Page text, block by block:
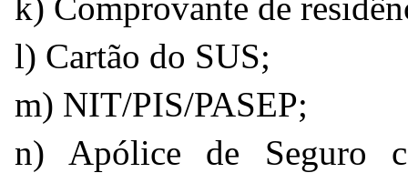
l) Cartão do SUS;
m) NIT/PIS/PASEP;
n) Apólice de Seguro